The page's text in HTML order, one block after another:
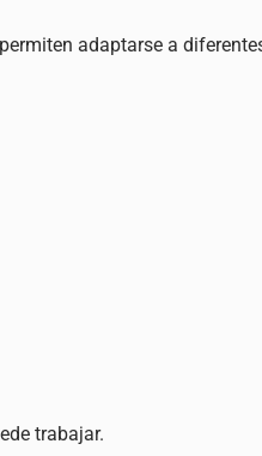
adaptarse a
trabajar.